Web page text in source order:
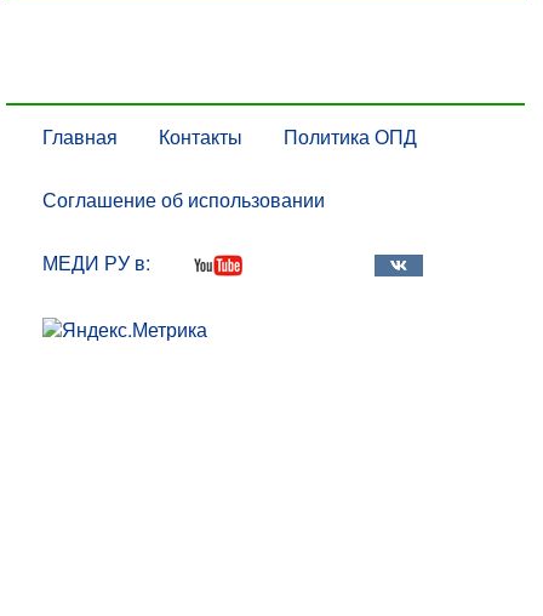
Главная Контакты Политика ОПД
Соглашение об использовании
МЕДИ РУ в: